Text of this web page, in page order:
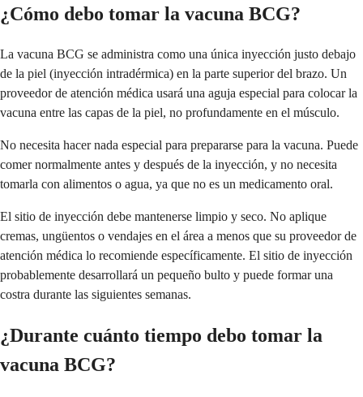
¿Cómo debo tomar la vacuna BCG?
La vacuna BCG se administra como una única inyección justo debajo
de la piel (inyección intradérmica) en la parte superior del brazo. Un
proveedor de atención médica usará una aguja especial para colocar la
vacuna entre las capas de la piel, no profundamente en el músculo.
No necesita hacer nada especial para prepararse para la vacuna. Puede
comer normalmente antes y después de la inyección, y no necesita
tomarla con alimentos o agua, ya que no es un medicamento oral.
El sitio de inyección debe mantenerse limpio y seco. No aplique
cremas, ungüentos o vendajes en el área a menos que su proveedor de
atención médica lo recomiende específicamente. El sitio de inyección
probablemente desarrollará un pequeño bulto y puede formar una
costra durante las siguientes semanas.
¿Durante cuánto tiempo debo tomar la
vacuna BCG?